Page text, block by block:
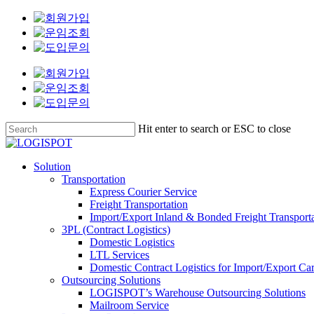
Skip
content
Hit enter to search or ESC to close
Close
Menu
Solution
Transportation
Express Courier Service
Freight Transportation
Import/Export Inland & Bonded Freight
3PL (Contract Logistics)
Domestic Logistics
LTL Services
Domestic Contract Logistics for Import/Export
Outsourcing Solutions
LOGISPOT’s Warehouse Outsourcing Solutions
Mailroom Service